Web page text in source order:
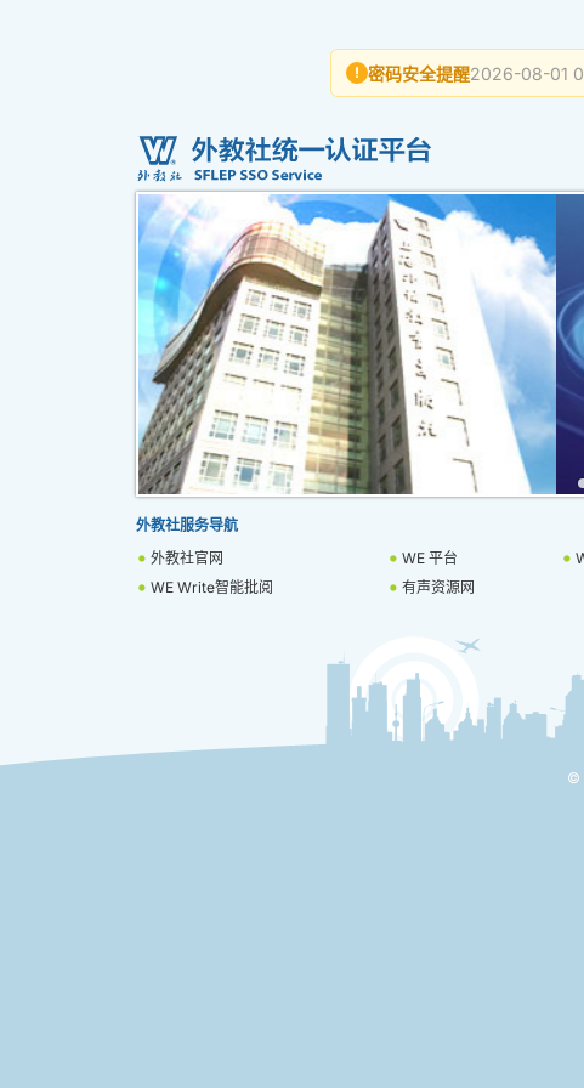
! 密码安全提醒2026-08-01
外教社服务导航
外教社官网
WE 平台
WE Write智能批阅
有声资源网
©